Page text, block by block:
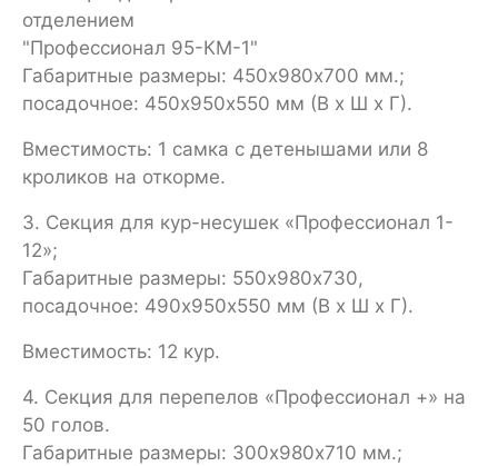
отделением
"Профессионал 95-КМ-1"
Габаритные размеры: 450х980х700 мм.;
посадочное: 450х950х550 мм (В х Ш х Г).
Вместимость: 1 самка с детенышами или 8
кроликов на откорме.
3. Секция для кур-несушек «Профессионал 1-
12»;
Габаритные размеры: 550х980х730,
посадочное: 490х950х550 мм (В х Ш х Г).
Вместимость: 12 кур.
4. Секция для перепелов «Профессионал +» на
50 голов.
Габаритные размеры: 300х980х710 мм.;